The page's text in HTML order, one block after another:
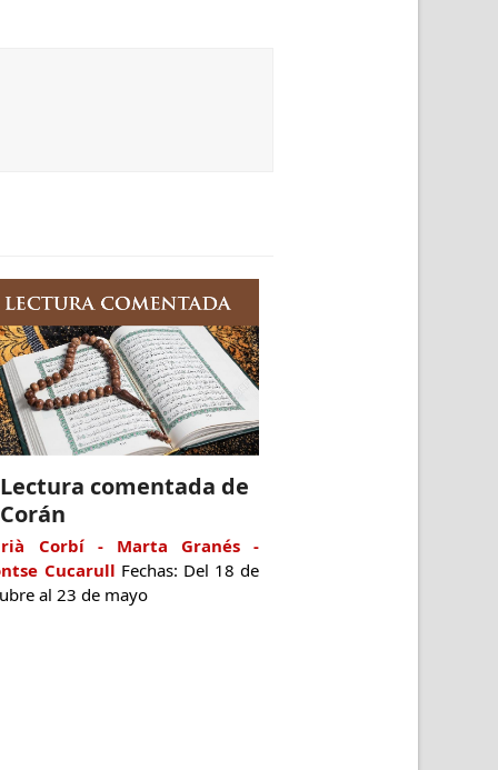
comentada de
Corbí - Marta Granés -
Cucarull Fechas: Del 18 de
al 23 de mayo